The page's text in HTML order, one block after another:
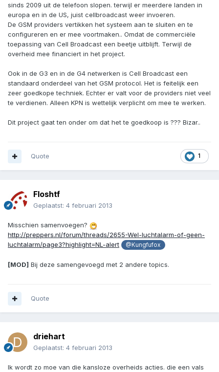
sinds 2009 uit de telefoon slopen. terwijl er meerdere landen in
europa en in de US, juist cellbroadcast weer invoeren.
De GSM providers vertikken het systeem aan te sluiten en te
configureren en er mee voortmaken.. Omdat de commerciële
toepassing van Cell Broadcast een beetje uitblijft. Terwijl de
overheid mee financiert in het project.
Ook in de G3 en in de G4 netwerken is Cell Broadcast een
standaard onderdeel van het GSM protocol. Het is feitelijk een
zeer goedkope techniek. Echter er valt voor de providers niet veel
te verdienen. Alleen KPN is wettelijk verplicht om mee te werken.
Dit project gaat ten onder om dat het te goedkoop is ??? Bizar..
1
Quote
Floshtf
Geplaatst: 4 februari 2013
Misschien samenvoegen?
http://preppers.nl/forum/threads/2655-Wel-luchtalarm-of-geen-
luchtalarm/page3?highlight=NL-alert
@Kungfufox
[MOD] Bij deze samengevoegd met 2 andere topics.
Quote
driehart
Geplaatst: 4 februari 2013
Ik wordt zo moe van die kansloze overheids acties. die een vals